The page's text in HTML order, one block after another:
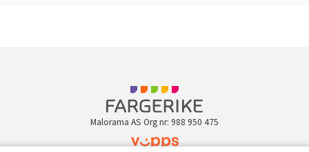
Malorama AS Org nr: 988 950 475